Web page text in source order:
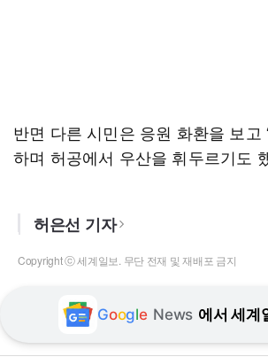
반면 다른 시민은 응원 화환을 보고
하며 허공에서 우산을 휘두르기도
허은선 기자
Copyright ⓒ 세계일보. 무단 전재 및 재배포 금지
Google News 에서 세계